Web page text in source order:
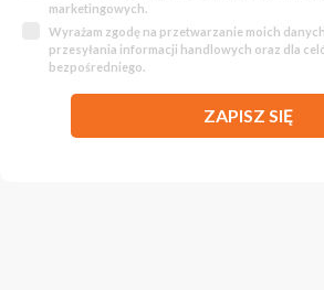
marketingowych.
Wyrażam zgodę na przetwarzanie moich
przesyłania informacji handlowych oraz dla
bezpośredniego.
ZAPISZ SIĘ